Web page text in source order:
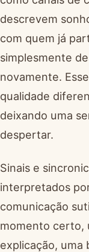
descrevem
com quem já
simplesmente
novamente.
qualidade
deixando uma
despertar.
Sinais e
interpretados
comunicação
momento certo,
explicação, uma